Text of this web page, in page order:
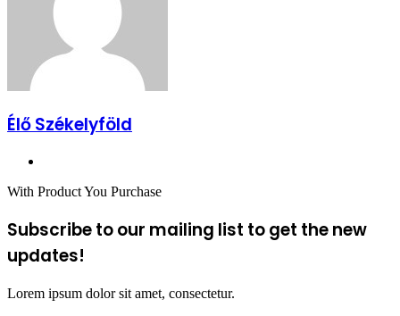
Élő Székelyföld
With Product You Purchase
Subscribe to our mailing list to get the new
updates!
Lorem ipsum dolor sit amet, consectetur.